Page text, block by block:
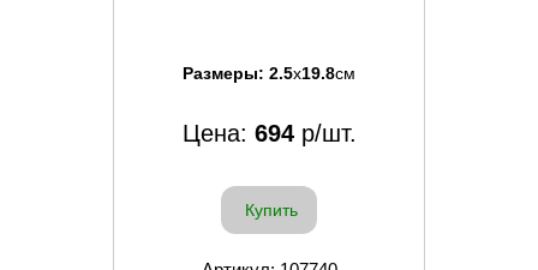
Размеры: 2.5x19.8см
Цена: 694р/шт.
Купить